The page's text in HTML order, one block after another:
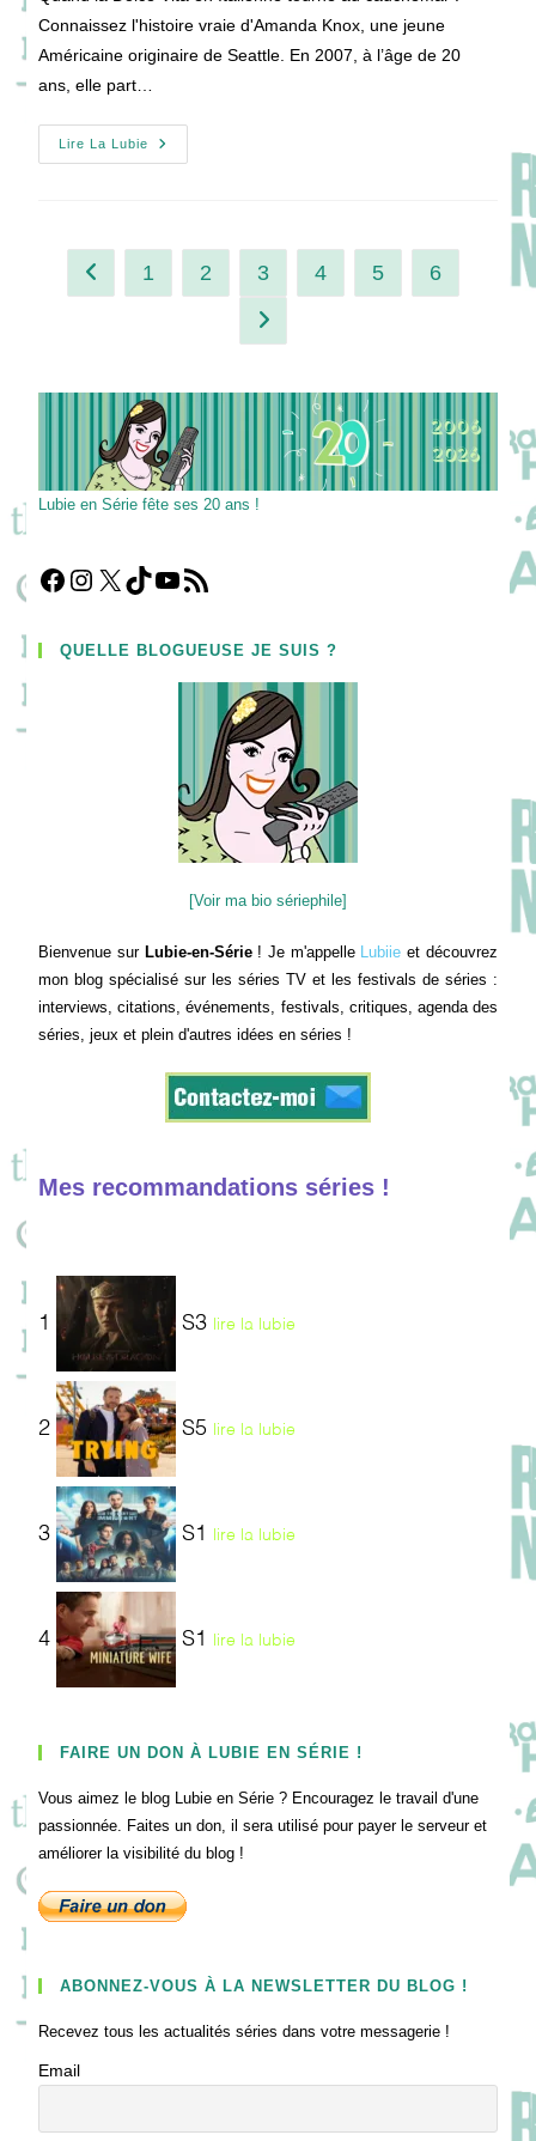
publication :
Connaissez l'histoire vraie d'Amanda Knox, une jeune
Américaine originaire de Seattle. En 2007, à l’âge de 20
ans, elle part…
Lire La Lubie
THE
TWISTED
:
Du
Conte
De
Vita
Au
Cauchemar
Macabre
!
Go to the previous page
1 2 3 4 5 6
Aller à la page suivante
Lubie en Série fête ses 20 ans !
Facebook
Instagram
X TikTokYouTube
Flux RSS
QUELLE BLOGUEUSE JE SUIS ?
[Voir ma bio sériephile]
Bienvenue sur Lubie-en-Série! Je m'appelle Lubiie et découvrez
mon blog spécialisé sur les séries TV et les festivals de séries :
interviews, citations, événements, festivals, critiques, agenda des
séries, jeux et plein d'autres idées en séries !
Mes recommandations séries !
1 S3 lire la lubie
2 S5 lire la lubie
3 S1 lire la lubie
4 S1 lire la lubie
FAIRE UN DON À LUBIE EN SÉRIE !
Vous aimez le blog Lubie en Série ? Encouragez le travail d'une
passionnée. Faites un don, il sera utilisé pour payer le serveur et
améliorer la visibilité du blog !
ABONNEZ-VOUS À LA NEWSLETTER DU BLOG !
Recevez tous les actualités séries dans votre messagerie !
Email